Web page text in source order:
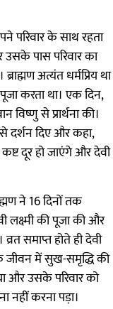
परिवार के साथ रहता
पास परिवार का
अत्यंत धर्मप्रिय था
करता था। एक दिन,
विष्णु से प्रार्थना की।
दर्शन दिए और कहा,
दूर हो जाएंगे और देवी
ने 16 दिनों तक
लक्ष्मी की पूजा की और
समाप्त होते ही देवी
जीवन में सुख-समृद्धि की
और उसके परिवार को
नहीं करना पड़ा।